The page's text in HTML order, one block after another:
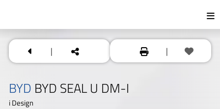
| |
BYD BYD SEAL U DM-I
i Design